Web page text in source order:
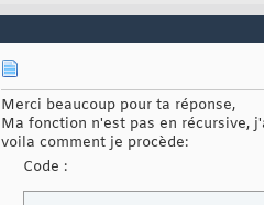
50
51
52
53
55
}
}
return
Merci beaucoup pour ta réponse,
Ma fonction n'est pas en récursive,
voila comment je procède:
Code :